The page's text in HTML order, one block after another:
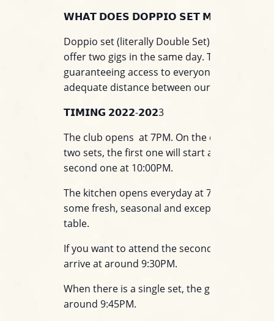
𝗪𝗛𝗔𝗧 𝗗𝗢𝗘𝗦 𝗗𝗢𝗣𝗣𝗜𝗢 𝗦𝗘𝗧 𝗠𝗘𝗔𝗡?
Doppio set (literally Double Set) means we
offer two gigs in the same day. This is for
guaranteeing access to everyone while
adequate distance between our customers.
𝗧𝗜𝗠𝗜𝗡𝗚 𝟮𝟬𝟮𝟮-𝟮𝟬𝟮3
The club opens at 7PM. On the day that
two sets, the first one will start at 7:00 PM
second one at 10:00PM.
The kitchen opens everyday at 7:00PM to
some fresh, seasonal and exceptional food
table.
If you want to attend the second set we
arrive at around 9:30PM.
When there is a single set, the gig will start at
around 9:45PM.